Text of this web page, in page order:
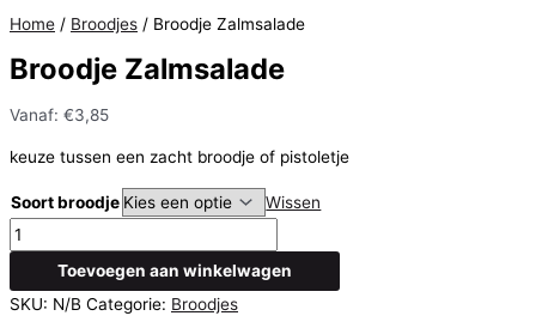
Home / Broodjes / Broodje Zalmsalade
Broodje Zalmsalade
Vanaf: €3,85
keuze tussen een zacht broodje of pistoletje
Soort broodje
Wissen
Broodje
Zalmsalade
Toevoegen aan winkelwagen
SKU: N/B Categorie: Broodjes